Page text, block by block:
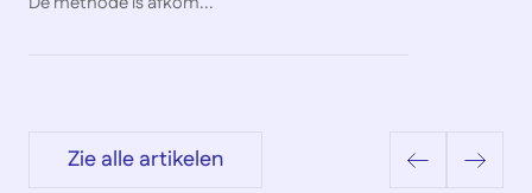
Zie alle artikelen